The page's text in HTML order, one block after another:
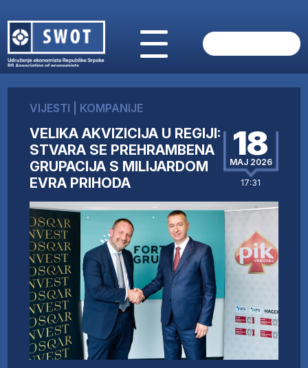
O NAMA
AKTUELNO
ANALIZE
KOMPANIJE
FINANSIJE
IZ STRANIH MEDIJA
AKTIVNOSTI
SWOT INTERVJU
UČLANI SE
KONTAKT
VIJESTI KOMPANIJE
VELIKA AKVIZICIJA U REGIJI:
STVARA SE PREHRAMBENA
GRUPACIJA S MILIJARDOM
EVRA PRIHODA
18
MAJ 2026
17:31